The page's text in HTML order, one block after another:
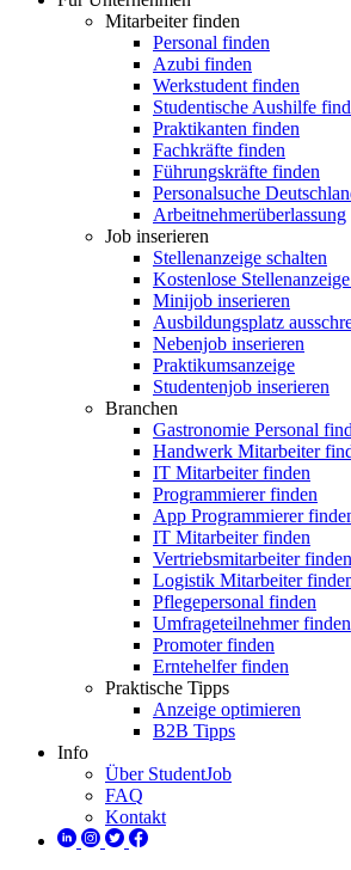
Mitarbeiter finden
Personal finden
Azubi finden
Werkstudent finden
Studentische Aushilfe
Praktikanten finden
Fachkräfte finden
Führungskräfte finden
Personalsuche
Arbeitnehmerüberlassung
Job inserieren
Stellenanzeige schalten
Kostenlose
Minijob inserieren
Ausbildungsplatz
Nebenjob inserieren
Praktikumsanzeige
Studentenjob inserieren
Branchen
Gastronomie Personal
Handwerk Mitarbeiter
IT Mitarbeiter finden
Programmierer finden
App Programmierer
IT Mitarbeiter finden
Vertriebsmitarbeiter finden
Logistik Mitarbeiter
Pflegepersonal finden
Umfrageteilnehmer finden
Promoter finden
Erntehelfer finden
Praktische Tipps
Anzeige optimieren
B2B Tipps
Info
Über StudentJob
FAQ
Kontakt